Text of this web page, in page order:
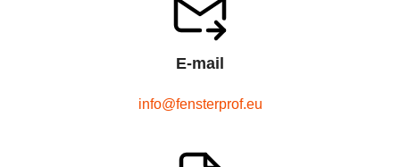
E-mail
info@fensterprof.eu